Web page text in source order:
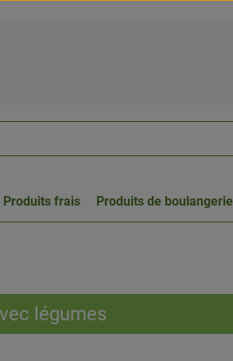
Produits frais Produits de boulangerie
légumes